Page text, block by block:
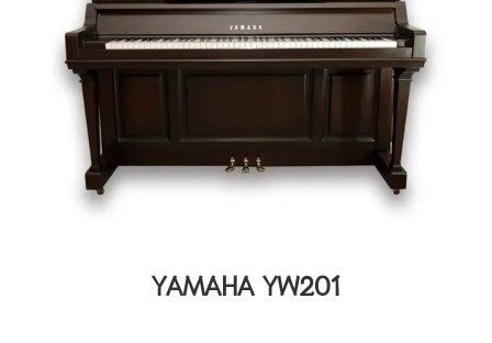
YAMAHA YW201